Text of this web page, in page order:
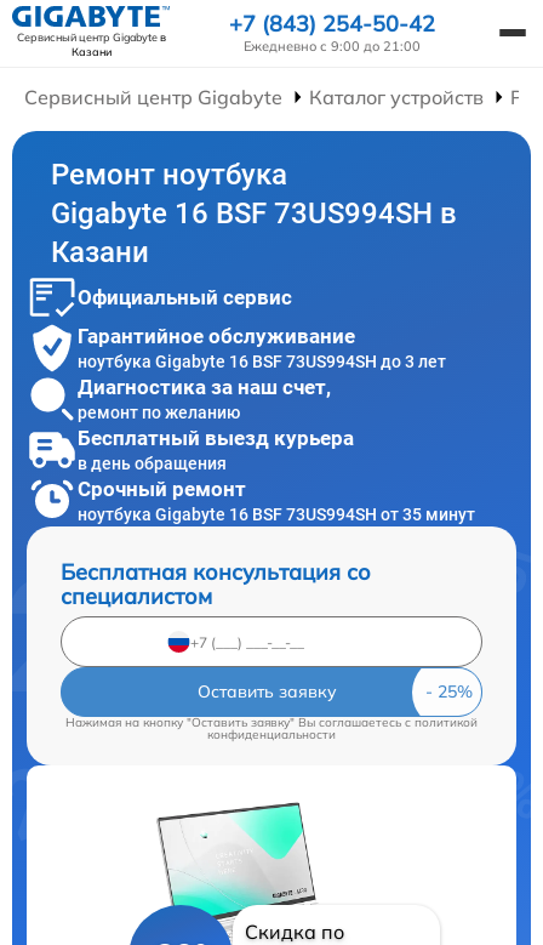
Сервисный центр Gigabyteв
Казани
+7 (843) 254-50-42
Ежедневно с 9:00 до 21:00
Сервисный центр Gigabyte Каталог устройств
Ремонт ноутбука
Gigabyte 16 BSF 73US994SH в
Казани
Официальный сервис
Гарантийное обслуживание
ноутбука Gigabyte 16 BSF 73US994SH до 3 лет
Диагностика за наш счет,
ремонт по желанию
Бесплатный выезд курьера
в день обращения
Срочный ремонт
ноутбука Gigabyte 16 BSF 73US994SH от 35 минут
Бесплатная консультация со
специалистом
Оставить заявку
Нажимая на кнопку "Оставить заявку" Вы соглашаетесь c политикой
конфиденциальности
Скидка по